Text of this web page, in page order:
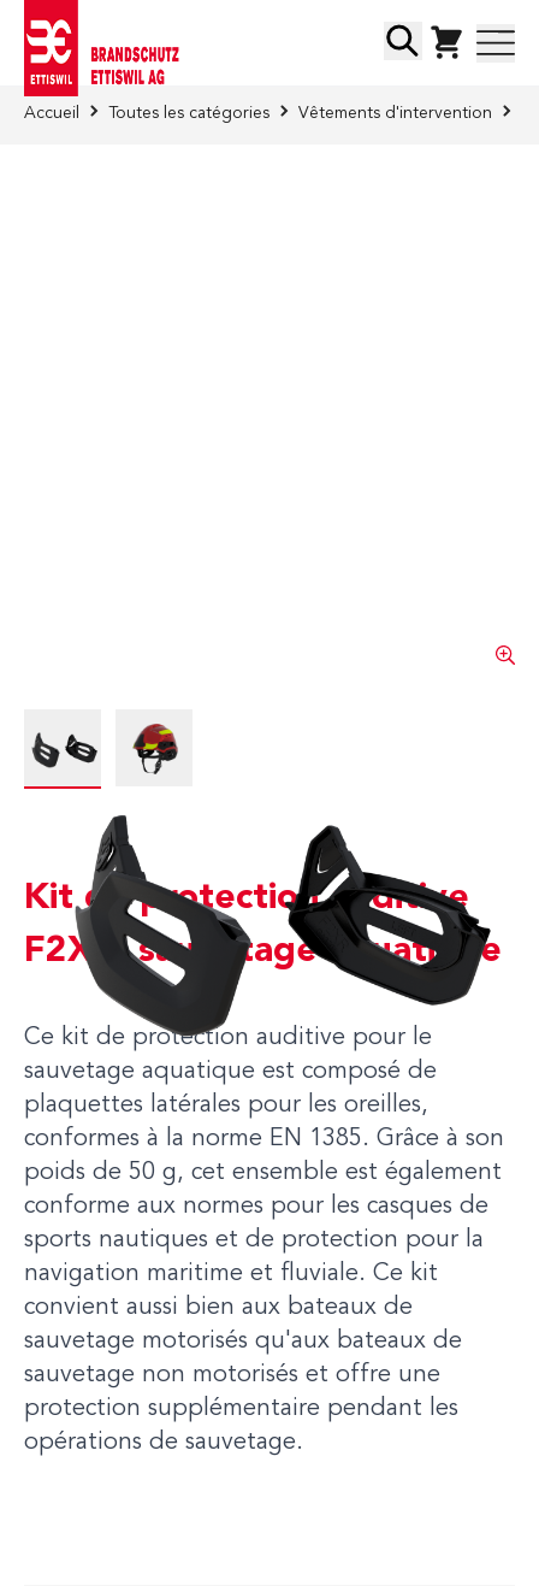
Chercher
Accueil Toutes les catégories Vêtements d'intervention
View larger imageView larger image
Kit de protection auditive
F2XR, sauvetage aquatique
Ce kit de protection auditive pour le
sauvetage aquatique est composé de
plaquettes latérales pour les oreilles,
conformes à la norme EN 1385. Grâce à son
poids de 50 g, cet ensemble est également
conforme aux normes pour les casques de
sports nautiques et de protection pour la
navigation maritime et fluviale. Ce kit
convient aussi bien aux bateaux de
sauvetage motorisés qu'aux bateaux de
sauvetage non motorisés et offre une
protection supplémentaire pendant les
opérations de sauvetage.